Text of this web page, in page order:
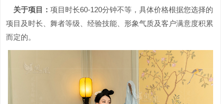
关于项目：项目时长60-120分钟不等，具体价格根据您选择的
项目及时长、舞者等级、经验技能、形象气质及客户满意度积累
而定的。